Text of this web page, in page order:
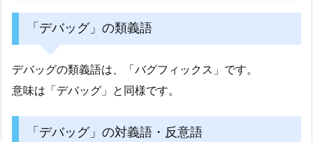
「デバッグ」の類義語
デバッグの類義語は、「バグフィックス」です。
意味は「デバッグ」と同様です。
「デバッグ」の対義語・反意語